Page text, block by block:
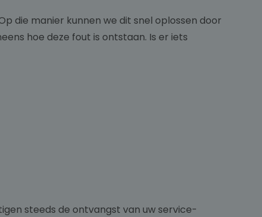
die manier kunnen we dit snel oplossen door
hoe deze fout is ontstaan. Is er iets
steeds de ontvangst van uw service-